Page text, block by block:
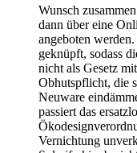
Wunsch
dann über eine
angeboten
geknüpft, sodass
nicht als Gesetz
Obhutspflicht, die
Neuware
passiert das
Vernichtung